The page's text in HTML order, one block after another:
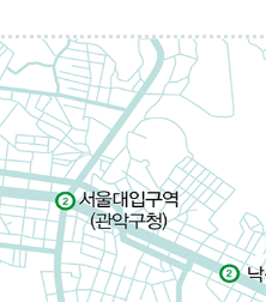
Our data
Our Benthos
Our Sea
Our Booklet